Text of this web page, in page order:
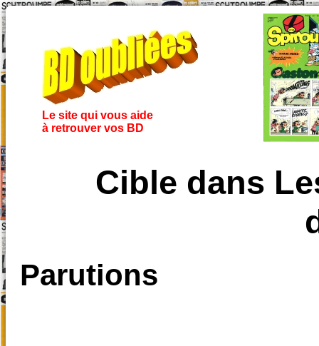
Le site qui vous aide
à retrouver vos BD
Cible dans
Parutions